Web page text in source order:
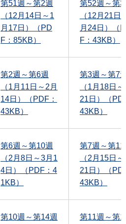
第51週～第2週
（12月14日～1
月17日）（PD
F：85KB）
第52週～第3
（12月21日
月24日）（
F：43KB）
第2週～第6週
（1月11日～2月
14日）（PDF：
43KB）
第3週～第7
（1月18日
21日）（
43KB）
第6週～第10週
（2月8日～3月1
4日）（PDF：4
1KB）
第7週～第11
（2月15日
21日）（
43KB）
第10週～第14週
第11週～第